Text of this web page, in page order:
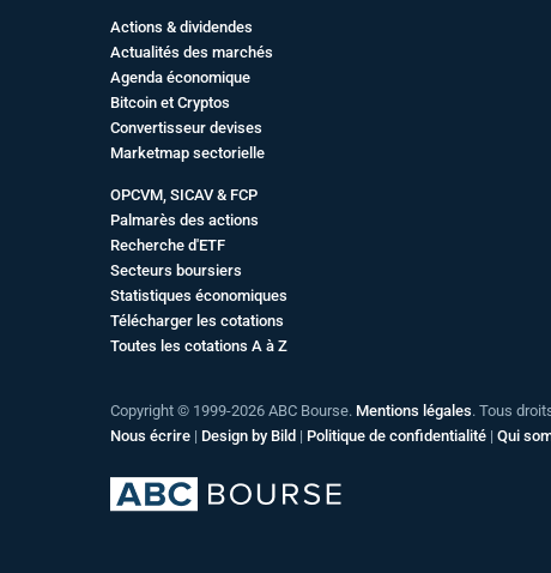
Actions & dividendes
Actualités des marchés
Agenda économique
Bitcoin et Cryptos
Convertisseur devises
Marketmap sectorielle
OPCVM, SICAV & FCP
Palmarès des actions
Recherche d'ETF
Secteurs boursiers
Statistiques économiques
Télécharger les cotations
Toutes les cotations A à Z
Copyright © 1999-2026 ABC Bourse. Mentions légales. Tous
Nous écrire | Design by Bild | Politique de confidentialité | Qui